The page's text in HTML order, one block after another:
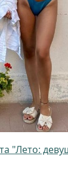
"Лето: